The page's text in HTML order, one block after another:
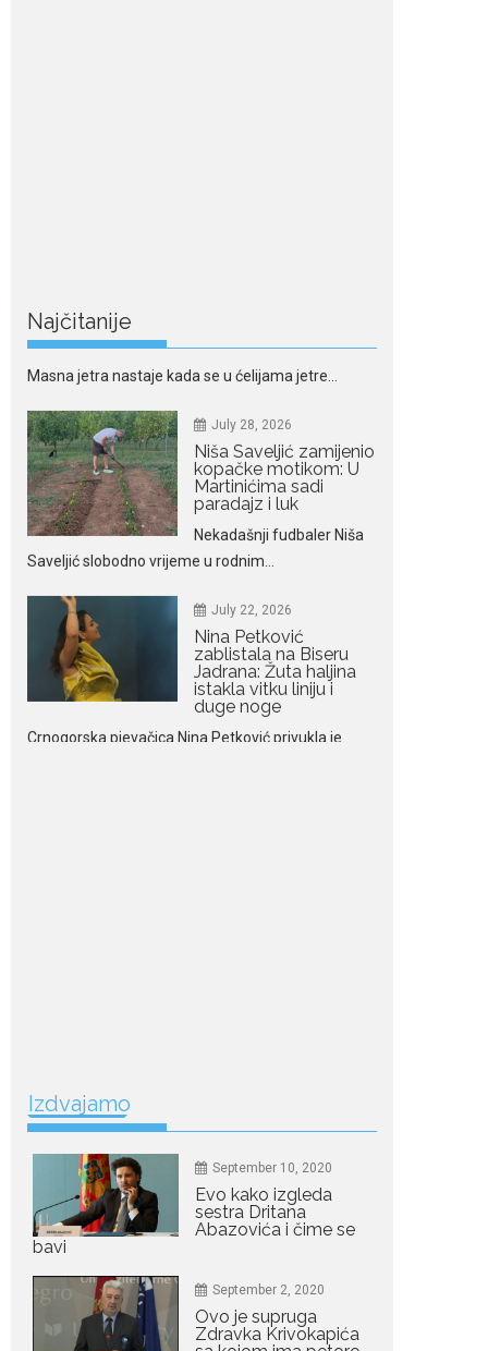
Najčitanije
Niša Saveljić zamijenio
Martinićima sadi
Nekadašnji fudbaler Niša
Saveljić slobodno vrijeme u rodnim...
July 22, 2026
Nina Petković
zablistala na Biseru
Jadrana: Žuta haljina
duge noge
Crnogorska pjevačica Nina Petković privukla je
brojne poglede...
July 21, 2026
Odlazak legendarne
Pejović zablistala u
drugog porođaja
zategnuta kao praćka
Crnogorska voditeljka Dejana Golubović Pejović
ponovo je oduševila...
July 19, 2026
Raskid sa ovim
znakovima zodijaka
Izdvajamo
September 10, 2020
Evo kako izgleda
sestra Dritana
Abazovića i čime se
bavi
September 2, 2020
Ovo je supruga
Zdravka Krivokapića